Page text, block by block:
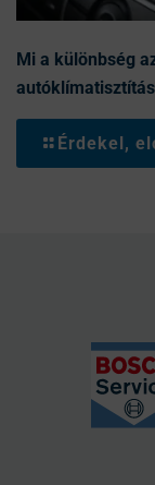
Mi a különbség
Érdekel,